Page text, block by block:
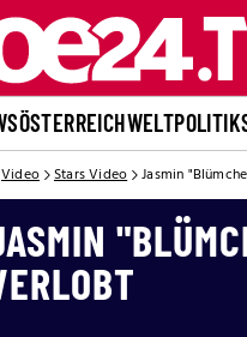
ÖSTERREICHWELTPOLITIK
Video Stars Video Jasmin